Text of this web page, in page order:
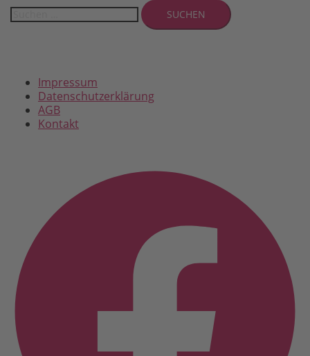
Suchen
nach:
Impressum
Datenschutzerklärung
AGB
Kontakt